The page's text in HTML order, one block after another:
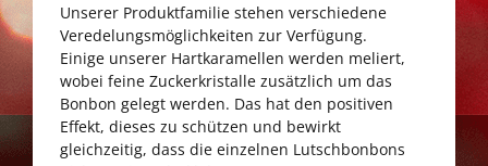
richtige
Mischung
macht’s:
Unserer Produktfamilie stehen verschiedene
Veredelungsmöglichkeiten zur Verfügung.
Einige unserer Hartkaramellen werden meliert,
wobei feine Zuckerkristalle zusätzlich um das
Bonbon gelegt werden. Das hat den positiven
Effekt, dieses zu schützen und bewirkt
gleichzeitig, dass die einzelnen Lutschbonbons